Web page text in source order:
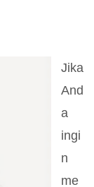
i
o
Jika
And
a
ingi
n
me